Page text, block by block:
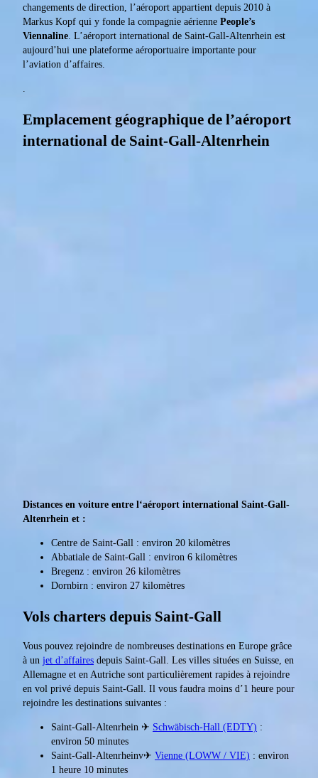
changements de direction, l’aéroport appartient depuis 2010 à
Markus Kopf qui y fonde la compagnie aérienne People’s
Viennaline. L’aéroport international de Saint-Gall-Altenrhein est
aujourd’hui une plateforme aéroportuaire importante pour
l’aviation d’affaires.
.
Emplacement géographique de l’aéroport
international de Saint-Gall-Altenrhein
Distances en voiture entre l‘aéroport international Saint-Gall-
Altenrhein et :
Centre de Saint-Gall : environ 20 kilomètres
Abbatiale de Saint-Gall : environ 6 kilomètres
Bregenz : environ 26 kilomètres
Dornbirn : environ 27 kilomètres
Vols charters depuis Saint-Gall
Vous pouvez rejoindre de nombreuses destinations en Europe grâce
à un jet d’affaires depuis Saint-Gall. Les villes situées en Suisse, en
Allemagne et en Autriche sont particulièrement rapides à rejoindre
en vol privé depuis Saint-Gall. Il vous faudra moins d’1 heure pour
rejoindre les destinations suivantes :
Saint-Gall-Altenrhein ✈ Schwäbisch-Hall (EDTY) :
environ 50 minutes
Saint-Gall-Altenrheinv✈ Vienne (LOWW / VIE) : environ
1 heure 10 minutes